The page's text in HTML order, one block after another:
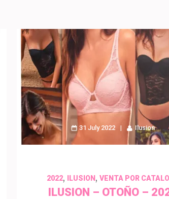
31 July 2022 Ilusion
2022, ILUSION, VENTA POR
ILUSION – OTOÑO –